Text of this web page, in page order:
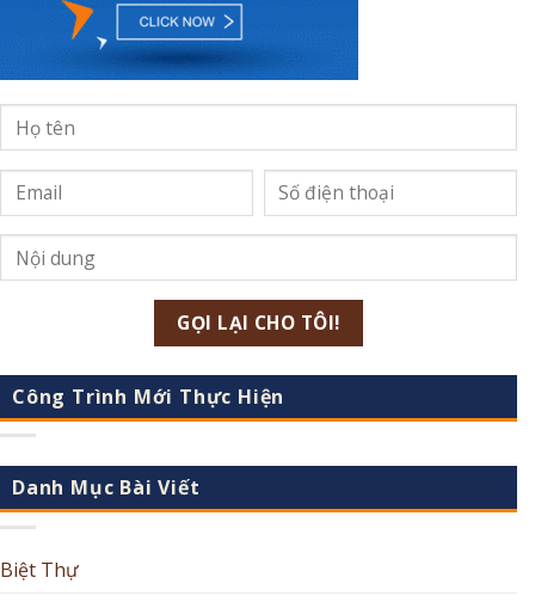
Công Trình Mới Thực Hiện
Danh Mục Bài Viết
Biệt Thự